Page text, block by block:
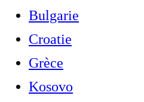
Bulgarie
Croatie
Grèce
Kosovo